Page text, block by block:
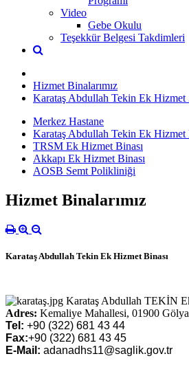
Video
Gebe Okulu
Teşekkür Belgesi Takdimleri
Hizmet Binalarımız
Karataş Abdullah Tekin Ek Hizmet
Merkez Hastane
Karataş Abdullah Tekin Ek Hizmet
TRSM Ek Hizmet Binası
Akkapı Ek Hizmet Binası
AOSB Semt Polikliniği
Hizmet Binalarımız
Karataş Abdullah Tekin Ek Hizmet Binası
Karataş Abdullah TEKİN
Adres: Kemaliye Mahallesi, 01900
Tel: +90 (322) 681 43 44
Fax:+90 (322) 681 43 45
E-Mail: adanadhs11@saglik.gov.tr